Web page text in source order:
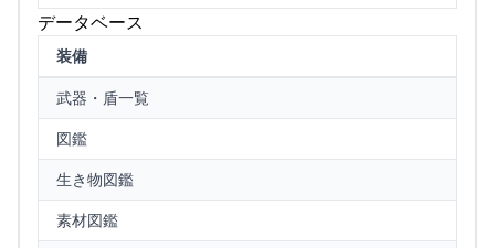
データベース
装備
武器・盾一覧
図鑑
生き物図鑑
素材図鑑